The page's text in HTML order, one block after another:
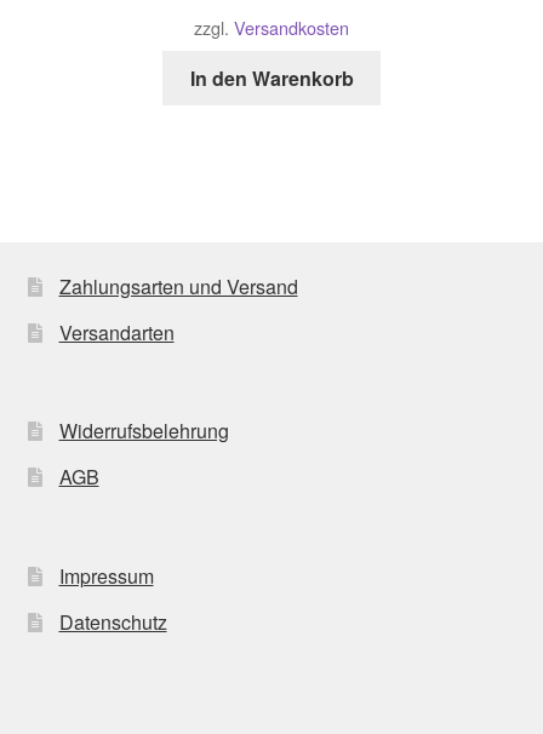
zzgl. Versandkosten
In den Warenkorb
Zahlungsarten und Versand
Versandarten
Widerrufsbelehrung
AGB
Impressum
Datenschutz